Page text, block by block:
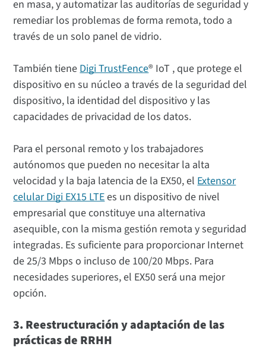
en masa, y automatizar las auditorías de seguridad y
remediar los problemas de forma remota, todo a
través de un solo panel de vidrio.
También tieneDigi TrustFence® IoT , que protege el
dispositivo en su núcleo a través de la seguridad del
dispositivo, la identidad del dispositivo y las
capacidades de privacidad de los datos.
Para el personal remoto y los trabajadores
autónomos que pueden no necesitar la alta
velocidad y la baja latencia de la EX50, elExtensor
celular Digi EX15 LTEes un dispositivo de nivel
empresarial que constituye una alternativa
asequible, con la misma gestión remota y seguridad
integradas. Es suficiente para proporcionar Internet
de 25/3 Mbps o incluso de 100/20 Mbps. Para
necesidades superiores, el EX50 será una mejor
opción.
3. Reestructuración y adaptación de las
prácticas de RRHH